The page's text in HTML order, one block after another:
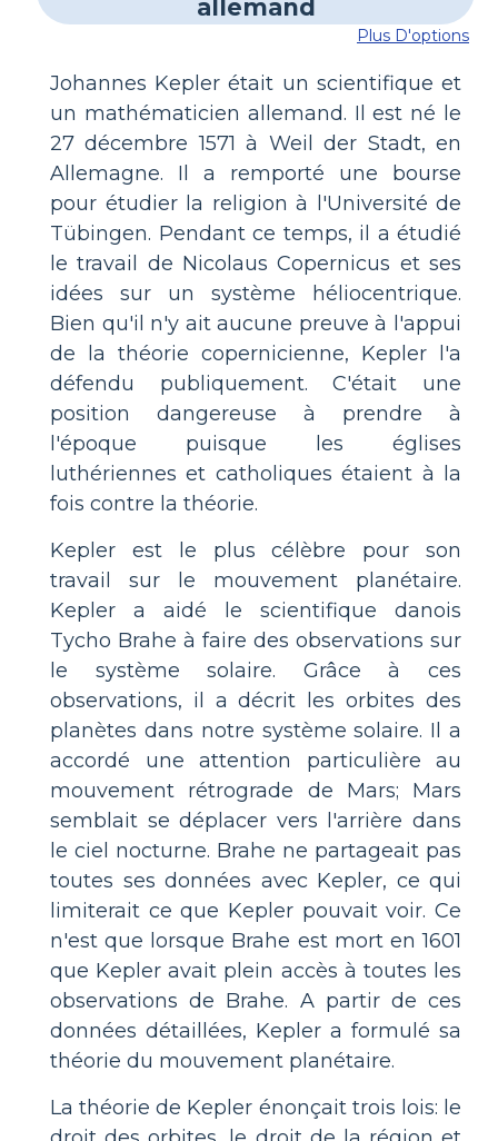
Plus D'options
Johannes Kepler était un scientifique et
un mathématicien allemand. Il est né le
27 décembre 1571 à Weil der Stadt, en
Allemagne. Il a remporté une bourse
pour étudier la religion à l'Université de
Tübingen. Pendant ce temps, il a étudié
le travail de Nicolaus Copernicus et ses
idées sur un système héliocentrique.
Bien qu'il n'y ait aucune preuve à l'appui
de la théorie copernicienne, Kepler l'a
défendu publiquement. C'était une
position dangereuse à prendre à
l'époque puisque les églises
luthériennes et catholiques étaient à la
fois contre la théorie.
Kepler est le plus célèbre pour son
travail sur le mouvement planétaire.
Kepler a aidé le scientifique danois
Tycho Brahe à faire des observations sur
le système solaire. Grâce à ces
observations, il a décrit les orbites des
planètes dans notre système solaire. Il a
accordé une attention particulière au
mouvement rétrograde de Mars; Mars
semblait se déplacer vers l'arrière dans
le ciel nocturne. Brahe ne partageait pas
toutes ses données avec Kepler, ce qui
limiterait ce que Kepler pouvait voir. Ce
n'est que lorsque Brahe est mort en 1601
que Kepler avait plein accès à toutes les
observations de Brahe. A partir de ces
données détaillées, Kepler a formulé sa
théorie du mouvement planétaire.
La théorie de Kepler énonçait trois lois: le